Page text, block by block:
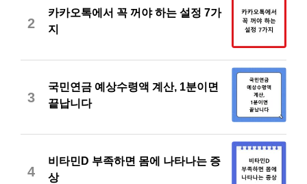
2
카카오톡에서 꼭 꺼야 하는 설정 7가
지
3
국민연금 예상수령액 계산, 1분이면
끝납니다
4
비타민D 부족하면 몸에 나타나는 증
상